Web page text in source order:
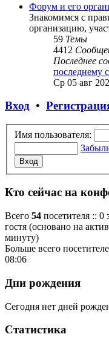
Форум и его
Знакомимся с
организацию,
59 Темы
4412
Последнее
последнему
Ср 05 авг
Вход •
Имя пользователя:
Кто сейчас на
Всего 54 посетителя ::
гостя (основано на
минуту)
Больше всего
08:06
Дни рождения
Сегодня нет дней
Статистика